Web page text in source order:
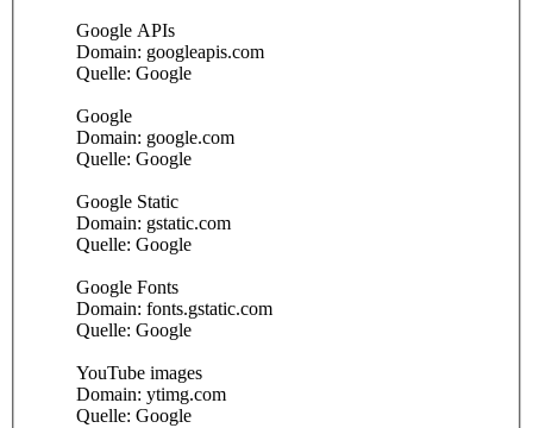
Google APIs
Domain: googleapis.com
Quelle: Google
Google
Domain: google.com
Quelle: Google
Google Static
Domain: gstatic.com
Quelle: Google
Google Fonts
Domain: fonts.gstatic.com
Quelle: Google
YouTube images
Domain: ytimg.com
Quelle: Google